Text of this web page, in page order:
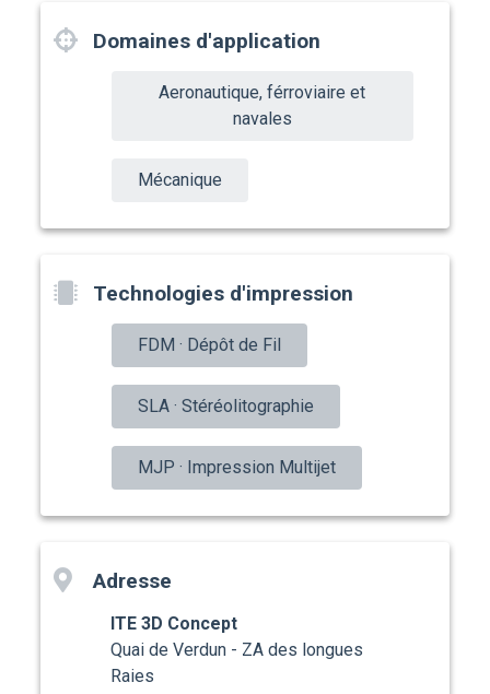
Domaines d'application
Aeronautique, férroviaire et
navales
Mécanique
Technologies d'impression
FDM · Dépôt de Fil
SLA · Stéréolitographie
MJP · Impression Multijet
Adresse
ITE 3D Concept
Quai de Verdun - ZA des longues
Raies